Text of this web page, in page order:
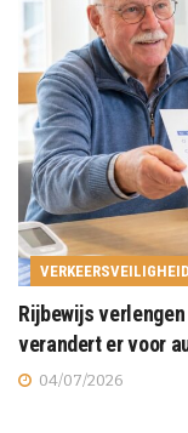
Rijbewijs
verandert er voor
04/07/2026